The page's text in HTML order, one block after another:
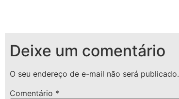
Deixe um comentário
O seu endereço de e-mail não será publicado.
Comentário *